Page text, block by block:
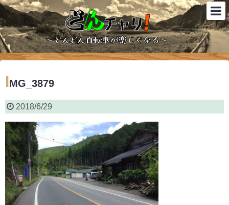
IMG_3879
2018/6/29